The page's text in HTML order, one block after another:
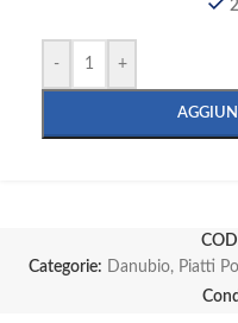
- +
Categorie: Danubio, Piatti